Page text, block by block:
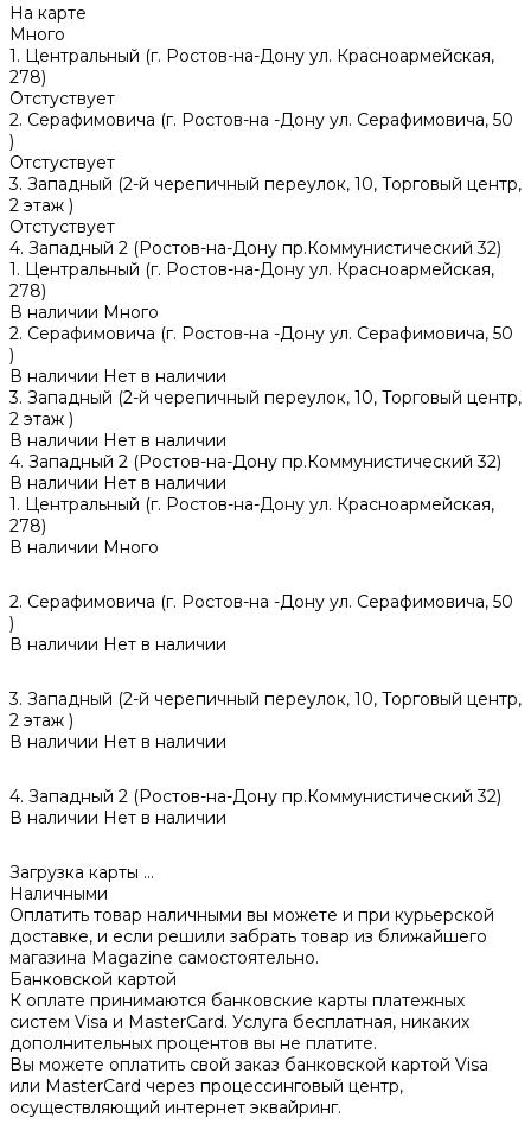
На карте
Много
1. Центральный (г. Ростов-на-Дону ул. Красноармейская,
278)
Отстуствует
2. Серафимовича (г. Ростов-на -Дону ул. Серафимовича, 50
)
Отстуствует
3. Западный (2-й черепичный переулок, 10, Торговый центр,
2 этаж )
Отстуствует
4. Западный 2 (Ростов-на-Дону пр.Коммунистический 32)
1. Центральный (г. Ростов-на-Дону ул. Красноармейская,
278)
В наличии Много
2. Серафимовича (г. Ростов-на -Дону ул. Серафимовича, 50
)
В наличии Нет в наличии
3. Западный (2-й черепичный переулок, 10, Торговый центр,
2 этаж )
В наличии Нет в наличии
4. Западный 2 (Ростов-на-Дону пр.Коммунистический 32)
В наличии Нет в наличии
1. Центральный (г. Ростов-на-Дону ул. Красноармейская,
278)
В наличии Много
2. Серафимовича (г. Ростов-на -Дону ул. Серафимовича, 50
)
В наличии Нет в наличии
3. Западный (2-й черепичный переулок, 10, Торговый центр,
2 этаж )
В наличии Нет в наличии
4. Западный 2 (Ростов-на-Дону пр.Коммунистический 32)
В наличии Нет в наличии
Загрузка карты ...
Наличными
Оплатить товар наличными вы можете и при курьерской
доставке, и если решили забрать товар из ближайшего
магазина Magazine самоcтоятельно.
Банковской картой
К оплате принимаются банковские карты платежных
систем Visa и MasterCard. Услуга бесплатная, никаких
дополнительных процентов вы не платите.
Вы можете оплатить свой заказ банковской картой Visa
или MasterCard через процессинговый центр,
осуществляющий интернет эквайринг.